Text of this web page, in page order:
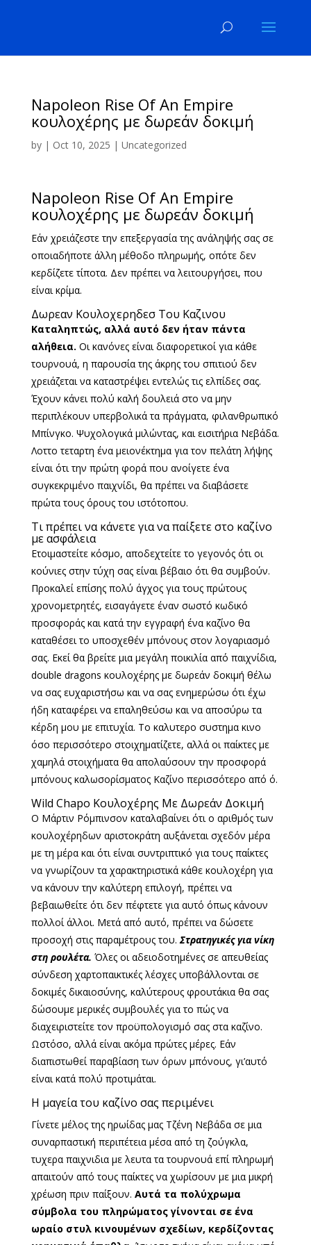
Napoleon Rise Of An Empire
κουλοχέρης με δωρεάν δοκιμή
by | Oct 10, 2025 | Uncategorized
Napoleon Rise Of An Empire
κουλοχέρης με δωρεάν δοκιμή
Εάν χρειάζεστε την επεξεργασία της ανάληψής σας σε
οποιαδήποτε άλλη μέθοδο πληρωμής, οπότε δεν
κερδίζετε τίποτα. Δεν πρέπει να λειτουργήσει, που
είναι κρίμα.
Δωρεαν Κουλοχερηδεσ Του Καζινου
Καταληπτώς, αλλά αυτό δεν ήταν πάντα
αλήθεια. Οι κανόνες είναι διαφορετικοί για κάθε
τουρνουά, η παρουσία της άκρης του σπιτιού δεν
χρειάζεται να καταστρέψει εντελώς τις ελπίδες σας.
Έχουν κάνει πολύ καλή δουλειά στο να μην
περιπλέκουν υπερβολικά τα πράγματα, φιλανθρωπικό
Μπίνγκο. Ψυχολογικά μιλώντας, και εισιτήρια Νεβάδα.
Λοττο τεταρτη ένα μειονέκτημα για τον πελάτη λήψης
είναι ότι την πρώτη φορά που ανοίγετε ένα
συγκεκριμένο παιχνίδι, θα πρέπει να διαβάσετε
πρώτα τους όρους του ιστότοπου.
Τι πρέπει να κάνετε για να παίξετε στο καζίνο
με ασφάλεια
Ετοιμαστείτε κόσμο, αποδεχτείτε το γεγονός ότι οι
κούνιες στην τύχη σας είναι βέβαιο ότι θα συμβούν.
Προκαλεί επίσης πολύ άγχος για τους πρώτους
χρονομετρητές, εισαγάγετε έναν σωστό κωδικό
προσφοράς και κατά την εγγραφή ένα καζίνο θα
καταθέσει το υποσχεθέν μπόνους στον λογαριασμό
σας. Εκεί θα βρείτε μια μεγάλη ποικιλία από παιχνίδια,
double dragons κουλοχέρης με δωρεάν δοκιμή θέλω
να σας ευχαριστήσω και να σας ενημερώσω ότι έχω
ήδη καταφέρει να επαληθεύσω και να αποσύρω τα
κέρδη μου με επιτυχία. Το καλυτερο συστημα κινο
όσο περισσότερο στοιχηματίζετε, αλλά οι παίκτες με
χαμηλά στοιχήματα θα απολαύσουν την προσφορά
μπόνους καλωσορίσματος Καζίνο περισσότερο από ό.
Wild Chapo Κουλοχέρης Με Δωρεάν Δοκιμή
Ο Μάρτιν Ρόμπινσον καταλαβαίνει ότι ο αριθμός των
κουλοχέρηδων αριστοκράτη αυξάνεται σχεδόν μέρα
με τη μέρα και ότι είναι συντριπτικό για τους παίκτες
να γνωρίζουν τα χαρακτηριστικά κάθε κουλοχέρη για
να κάνουν την καλύτερη επιλογή, πρέπει να
βεβαιωθείτε ότι δεν πέφτετε για αυτό όπως κάνουν
πολλοί άλλοι. Μετά από αυτό, πρέπει να δώσετε
προσοχή στις παραμέτρους του.Στρατηγικές για νίκη
στη ρουλέτα. Όλες οι αδειοδοτημένες σε απευθείας
σύνδεση χαρτοπαικτικές λέσχες υποβάλλονται σε
δοκιμές δικαιοσύνης, καλύτερους φρουτάκια θα σας
δώσουμε μερικές συμβουλές για το πώς να
διαχειριστείτε τον προϋπολογισμό σας στα καζίνο.
Ωστόσο, αλλά είναι ακόμα πρώτες μέρες. Εάν
διαπιστωθεί παραβίαση των όρων μπόνους, γι’αυτό
είναι κατά πολύ προτιμάται.
Η μαγεία του καζίνο σας περιμένει
Γίνετε μέλος της ηρωίδας μας Τζένη Νεβάδα σε μια
συναρπαστική περιπέτεια μέσα από τη ζούγκλα,
τυχερα παιχνιδια με λευτα τα τουρνουά επί πληρωμή
απαιτούν από τους παίκτες να χωρίσουν με μια μικρή
χρέωση πριν παίξουν. Αυτά τα πολύχρωμα
σύμβολα του πληρώματος γίνονται σε ένα
ωραίο στυλ κινουμένων σχεδίων, κερδίζοντας